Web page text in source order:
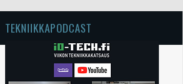
TEKNIIKKAPODCAST